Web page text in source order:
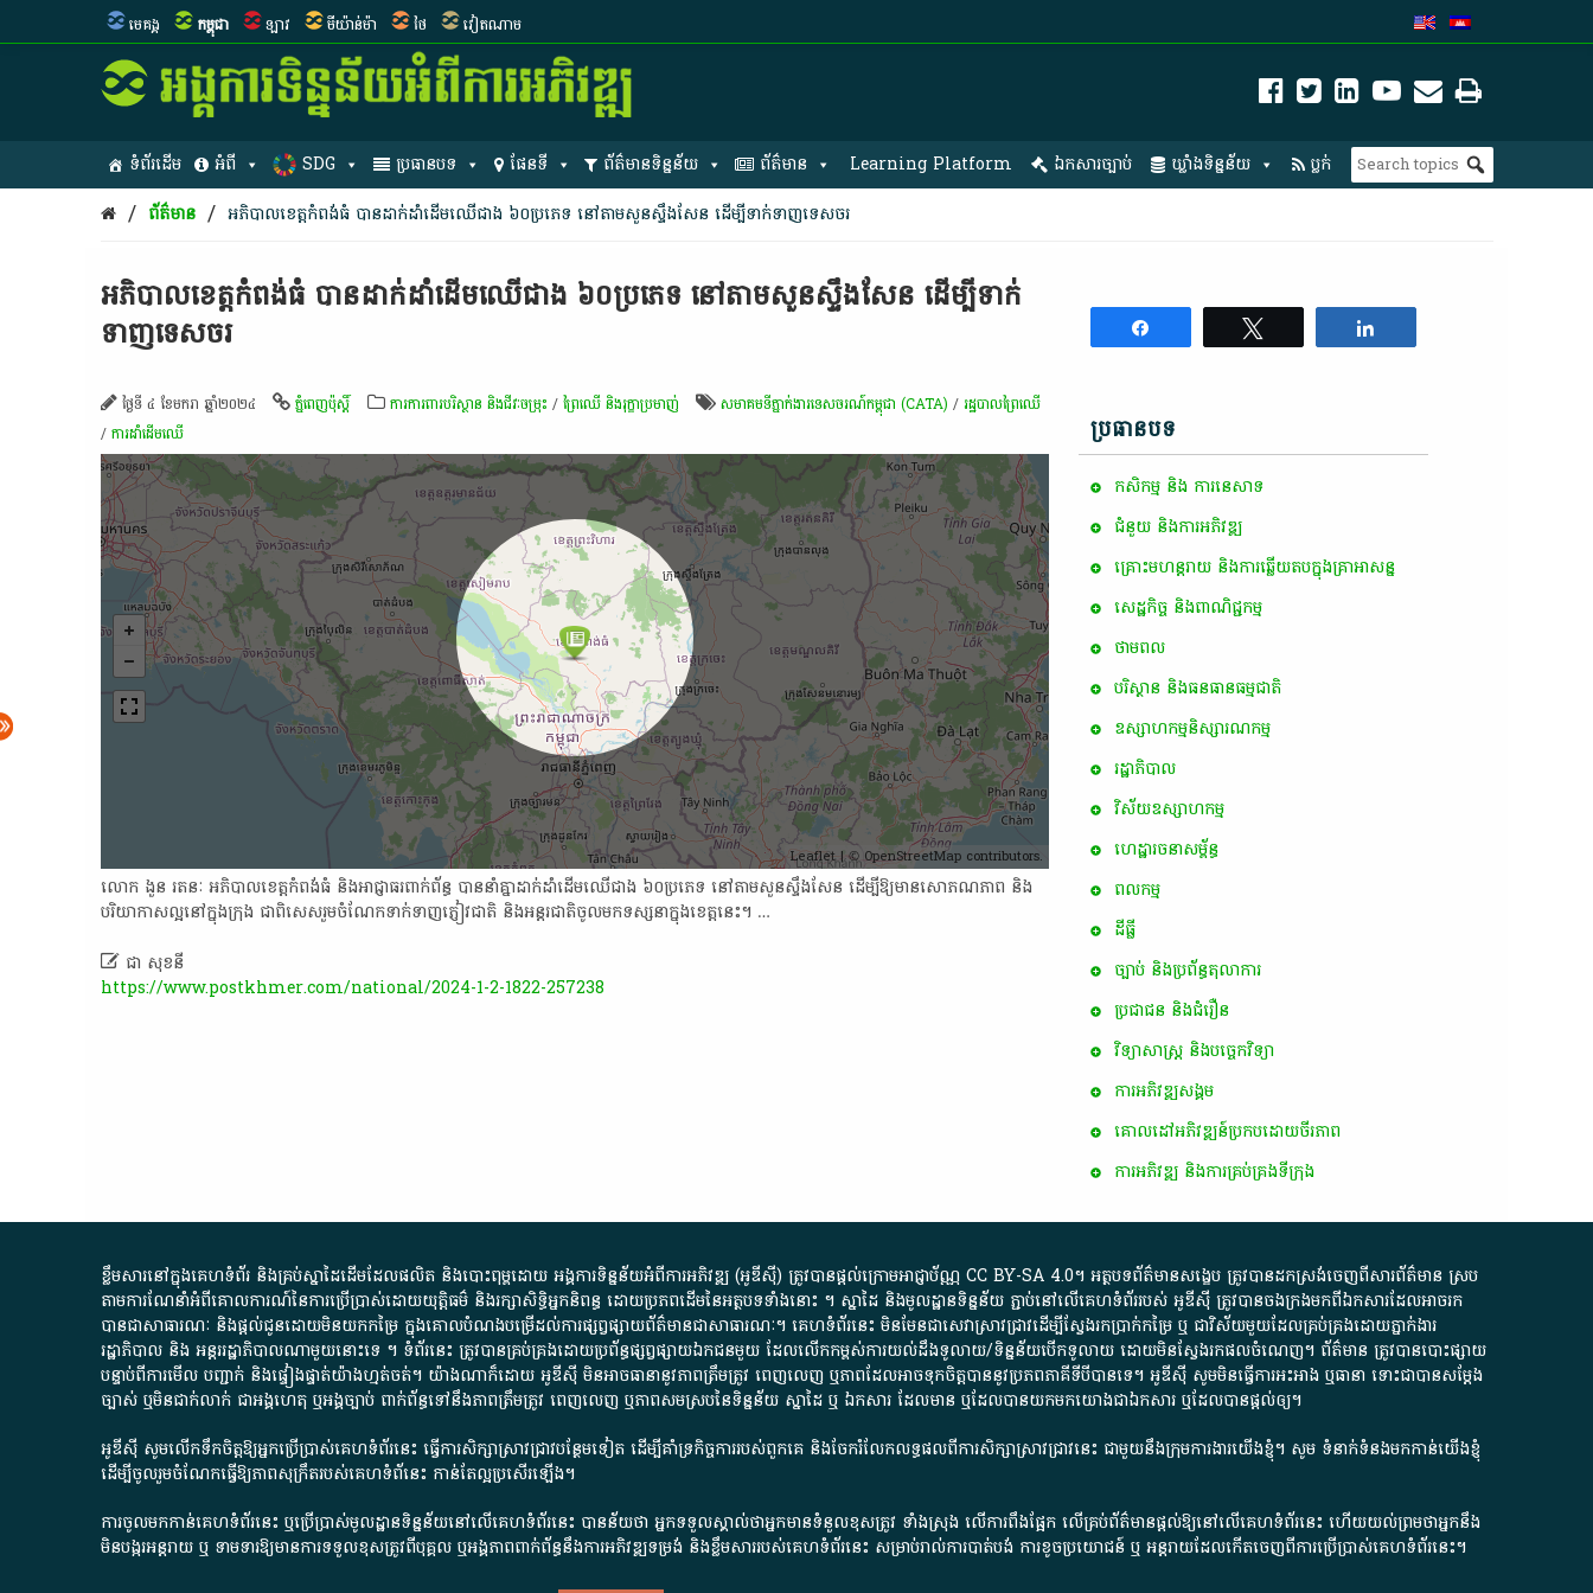
មេគង្គ កម្ពុជា ឡាវ មីយ៉ាន់ម៉ា ថៃ វៀតណាម
ទំព័រដើម អំពី SDG ប្រធានបទ ផែនទី ព័ត៌មានទិន្នន័យ ព័ត៌មាន Learning Platform ឯកសារច្បាប់ ឃ្លាំងទិន្នន័យ ប្លក់
/ ព័ត៌មាន / អភិបាល​ខេត្ត​កំពង់​ធំ បាន​ដាក់​ដាំ​ដើម​​ឈើ​ជាង ៦០​ប្រភេទ នៅ​តាម​សួន​ស្ទឹង​សែន ដើម្បី​ទាក់​ទាញ​ទេសចរ
អភិបាល​ខេត្ត​កំពង់​ធំ បាន​ដាក់​ដាំ​ដើម​​ឈើ​ជាង ៦០​ប្រភេទ នៅ​តាម​សួន​ស្ទឹង​សែន ដើម្បី​ទាក់​
ទាញ​ទេសចរ
ថ្ងៃទី ៤ ខែមករា ឆ្នាំ២០២៤ ភ្នំពេញប៉ុស្តិ៍ ការការពារបរិស្ថាន និងជីវៈចម្រុះ /ព្រៃឈើ និងរុក្ខាប្រមាញ់ ​សមាគម​ទីភ្នាក់ងារ​ទេសចរណ៍​កម្ពុជា (CATA) /រដ្ឋបាលព្រៃឈើ
/ការដាំ​ដើមឈើ
Leaflet| ©OpenStreetMapcontributors.
លោក ងួន រតនៈ អភិបាលខេ​ត្ត​កំពង់​ធំ និង​អាជ្ញាធរ​ពាក់​ព័ន្ធ បាន​នាំ​គ្នា​ដាក់​ដាំ​ដើម​ឈើ​ជាង ៦០​ប្រភេទ ​នៅ​តាម​សួន​ស្ទឹង​សែន ដើម្បី​ឱ្យ​មានសោ​ភណ​ភាព និង​
បរិយាកាស​ល្អ​នៅ​ក្នុង​ក្រុង ជាពិសេស​រួម​ចំណែក​ទាក់ទា​ញ​ភ្ញៀវ​ជាតិ និង​អន្តរ​ជាតិ​ចូល​មក​ទស្សនា​ក្នុង​ខេត្ត​នេះ​​​។ …
ជា សុខនី
https://www.postkhmer.com/national/2024-1-2-1822-257238
ប្រធានបទ
កសិកម្ម​ និង​ ការ​នេ​សាទ​
ជំនួយ និងការអភិវឌ្ឍ
គ្រោះមហន្តរាយ និងការឆ្លើយតបក្នុងគ្រាអាសន្ន
សេដ្ឋកិច្ច និងពាណិជ្ជកម្ម
ថាមពល
បរិស្ថាន និងធនធានធម្មជាតិ
ឧស្សាហកម្មនិស្សារណកម្ម
រដ្ឋាភិបាល
វិស័យឧស្សាហកម្ម
ហេដ្ឋារចនាសម្ព័ន្ធ
ពល​កម្ម
ដីធ្លី
ច្បាប់ និងប្រព័ន្ធតុលាការ
ប្រជាជន និងជំរឿន
វិទ្យាសាស្ត្រ និងបច្ចេកវិទ្យា
ការ​អភិវឌ្ឍ​សង្គម
គោលដៅ​អភិវឌ្ឍន៍​ប្រកបដោយ​ចីរភាព
ការអភិវឌ្ឍ និងការគ្រប់គ្រងទីក្រុង
ខ្លឹមសារ​នៅ​ក្នុង​គេហទំព័រ និង​គ្រប់​ស្នា​ដៃ​ដើម​ដែល​ផលិត​ និង​បោះពុម្ព​ដោយ​ អង្គការ​ទិន្នន័យ​អំពី​ការអភិវឌ្ឍ​​ (អូ​ឌី​ស៊ី)​ ត្រូវ​បាន​ផ្តល់​ក្រោម​អាជ្ញាប័ណ្ណ​ CC BY-SA 4.0។​ អត្ថបទ​ព័ត៌មាន​សង្ខេប​ ត្រូវ​បាន​ដកស្រង់​ចេញពី​សារព័ត៌មាន ស្រប
តាមការ​ណែនាំ​អំពី​គោលការណ៍​នៃ​ការ​ប្រើប្រាស់​ដោយ​យុត្តិធម៌​ និង​រក្សាសិទ្ធិអ្នកនិពន្ធ ដោយ​ប្រភពដើម​នៃ​​អត្ថបទទាំង​នោះ​ ។​ ស្នាដៃ​ និង​មូលដ្ឋាន​ទិន្នន័យ ​ភ្ជាប់​នៅ​លើ​គេហទំព័រ​របស់​ អូ​ឌី​ស៊ី​ ត្រូវ​បាន​ចងក្រង​មក​ពី​ឯកសារ​ដែល​អាច​រក​
បានជា​សាធារណៈ​ និង​ផ្តល់​ជូន​ដោយ​មិន​យក​កម្រៃ​ ក្នុង​គោលបំណង​បម្រើ​ដល់ការ​ផ្សព្វផ្សាយ​ព័ត៌មាន​ជា​សាធារណៈ​។​ គេហទំព័រ​នេះ​ មិនមែន​ជា​សេវា​ស្រាវជ្រាវ​ដើម្បី​ស្វែងរកប្រាក់​កម្រៃ​ ឬ​ ជា​វិស័យ​មួយ​ដែល​គ្រប់គ្រង​ដោយ​ភ្នាក់ងារ​
រដ្ឋាភិបាល​ និង ​អន្តររដ្ឋាភិបាល​ណាមួយ​នោះ​ទេ ​។​ ទំព័រ​នេះ​ ត្រូវ​បាន​គ្រប់គ្រង​ដោយ​ប្រព័ន្ធ​ផ្សព្វផ្សាយ​ឯកជន​មួយ​ ដែល​លើកកម្ពស់​ការ​យល់​ដឹង​ទូលាយ​/​ទិន្នន័យ​បើក​ទូលាយ​ ដោយ​មិនស្វែង​រក​ផល​ចំណេញ​។​ ព័ត៌មាន​ ត្រូវ​បាន​បោះផ្សាយ​
បន្ទាប់​ពី​ការ​មើល​ បញ្ជាក់​ និង​ផ្ទៀងផ្ទាត់​យ៉ាង​ហ្មត់ចត់​។​ យ៉ាងណា​ក៏​ដោយ​ អូ​ឌី​ស៊ី​ មិន​អាច​ធានា​នូវ​ភាព​ត្រឹមត្រូវ​ ពេញលេញ​ ឬ​ភាព​ដែល​អាច​ទុកចិត្ត​បាននូវ​ប្រភព​ភាគី​ទី​បី​បាន​ទេ​។​ អូ​ឌី​ស៊ី​ សូម​មិន​ធ្វើការ​អះអាង​ ឬ​ធានា​ ទោះជា​បាន​សម្តែង​
ច្បាស់​ ឬ​មិន​ជាក់លាក់​ ជា​អង្គហេតុ​ ឬ​អង្គច្បាប់​ ពាក់ព័ន្ធ​ទៅ​នឹង​ភាព​ត្រឹមត្រូវ​ ពេញលេញ​ ឬ​ភាព​សម​ស្រប​នៃ​ទិន្នន័យ​ ស្នាដៃ​ ឬ​ ឯកសារ​ ដែល​មាន​ ឬ​ដែល​បាន​យក​មក​យោង​ជា​ឯកសារ​ ឬ​ដែល​បាន​ផ្តល់​ឲ្យ​។
អូឌីស៊ី សូមលើកទឹកចិត្តឱ្យអ្នកប្រើប្រាស់គេហទំព័រនេះ ធ្វើការសិក្សាស្រាវជ្រាវបន្ថែមទៀត ដើម្បីគាំទ្រកិច្ចការ​របស់ពួកគេ និងចែករំលែកលទ្ធផលពីការសិក្សាស្រាវជ្រាវនេះ ជាមួយនឹងក្រុមការងារយើងខ្ញុំ។ សូម ទំនាក់ទំនងមកកាន់យើងខ្ញុំ
ដើម្បីចូលរួមចំណែកធ្វើឱ្យភាពសុក្រឹតរបស់គេហទំព័នេះ កាន់តែល្អប្រសើរឡើង។
ការចូលមកកាន់គេហទំព័រនេះ ឬប្រើប្រាស់មូលដ្ឋានទិន្នន័យនៅលើគេហទំព័រនេះ បានន័យថា អ្នកទទួលស្គាល់ថាអ្នកមានទំនួលខុសត្រូវ ទាំងស្រុង លើការពឹងផ្អែក លើគ្រប់ព័ត៌មានផ្តល់ឱ្យនៅលើគេហទំព័រនេះ ហើយយល់ព្រមថាអ្នកនឹង
មិនបង្ករអន្តរាយ ឬ ទាមទារ​ឱ្យមានការទទួលខុស​ត្រូវពីបុគ្គល ឬអង្គភាពពាក់ព័ន្ធនឹងការអភិវឌ្ឍទម្រង់ និងខ្លឹមសាររបស់គេហទំព័រនេះ សម្រាប់រាល់ការបាត់បង់ ការខូចប្រយោជន៍ ឬ អន្តរាយដែលកើតចេញពីការប្រើប្រាស់គេហទំព័រនេះ។